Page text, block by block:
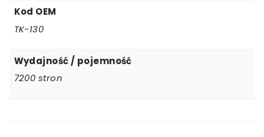
Kod OEM
TK-130
Wydajność / pojemność
7200 stron